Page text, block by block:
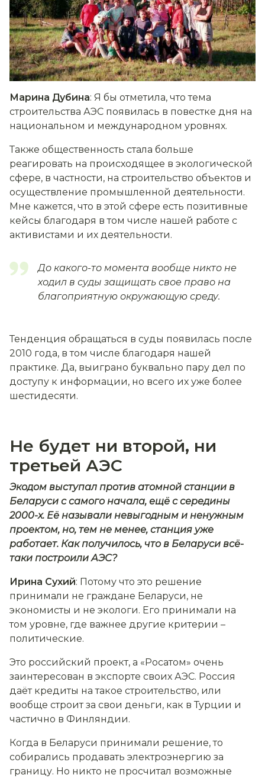
Марина Дубина: Я бы отметила, что тема
строительства АЭС появилась в повестке дня на
национальном и международном уровнях.
Также общественность стала больше
реагировать на происходящее в экологической
сфере, в частности, на строительство объектов и
осуществление промышленной деятельности.
Мне кажется, что в этой сфере есть позитивные
кейсы благодаря в том числе нашей работе с
активистами и их деятельности.
До какого-то момента вообще никто не
ходил в суды защищать свое право на
благоприятную окружающую среду.
Тенденция обращаться в суды появилась после
2010 года, в том числе благодаря нашей
практике. Да, выиграно буквально пару дел по
доступу к информации, но всего их уже более
шестидесяти.
Не будет ни второй, ни
третьей АЭС
Экодом выступал против атомной станции в
Беларуси с самого начала, ещё с середины
2000-х. Её называли невыгодным и ненужным
проектом, но, тем не менее, станция уже
работает. Как получилось, что в Беларуси всё-
таки построили АЭС?
Ирина Сухий: Потому что это решение
принимали не граждане Беларуси, не
экономисты и не экологи. Его принимали на
том уровне, где важнее другие критерии –
политические.
Это российский проект, а «Росатом» очень
заинтересован в экспорте своих АЭС. Россия
даёт кредиты на такое строительство, или
вообще строит за свои деньги, как в Турции и
частично в Финляндии.
Когда в Беларуси принимали решение, то
собирались продавать электроэнергию за
границу. Но никто не просчитал возможные